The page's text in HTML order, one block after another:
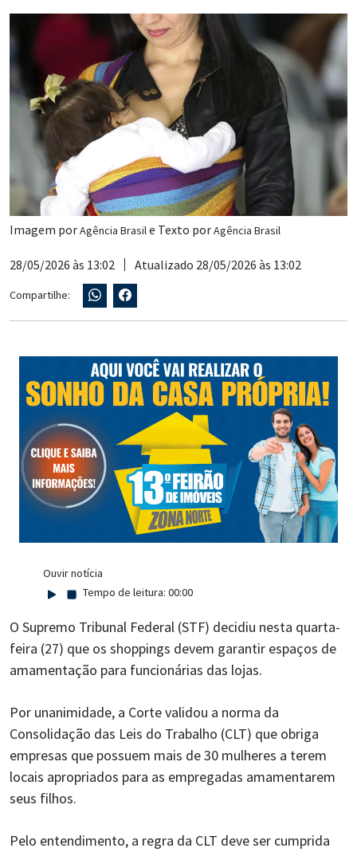
Imagem porAgência Brasile Texto porAgência Brasil
28/05/2026 às 13:02 Atualizado 28/05/2026 às 13:02
Compartilhe:
Ouvir notícia
Tempo de leitura: 00:00
O Supremo Tribunal Federal (STF) decidiu nesta quarta-
feira (27) que os shoppings devem garantir espaços de
amamentação para funcionárias das lojas.
Por unanimidade, a Corte validou a norma da
Consolidação das Leis do Trabalho (CLT) que obriga
empresas que possuem mais de 30 mulheres a terem
locais apropriados para as empregadas amamentarem
seus filhos.
Pelo entendimento, a regra da CLT deve ser cumprida